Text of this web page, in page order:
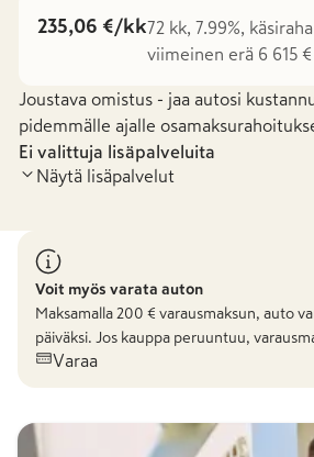
235,06 €/kk72 kk, 7.99%,
viimeinen erä 6 615 €
Joustava omistus - jaa autosi
pidemmälle ajalle
Ei valittuja lisäpalveluita
Näytä lisäpalvelut
Voit myös varata auton
Maksamalla 200 € varausmaksun, auto
päiväksi. Jos kauppa peruuntuu,
Varaa